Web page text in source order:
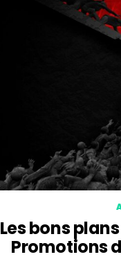
Les bons
Promotions